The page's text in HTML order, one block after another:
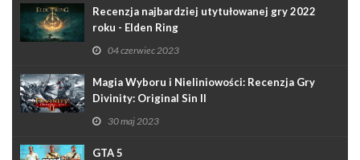
Recenzja najbardziej utytułowanej gry 2022
roku - Elden Ring
04 czerwiec 2023
Magia Wyboru i Nieliniowości: Recenzja Gry
Divinity: Original Sin II
30 maj 2023
GTA 5